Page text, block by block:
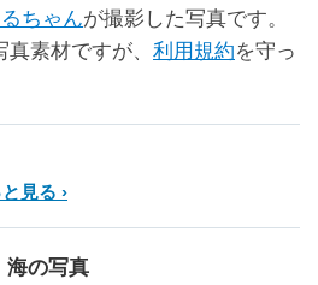
ちゃんが撮影した写真です。
素材ですが、 利用規約を守っ
見る
海の写真